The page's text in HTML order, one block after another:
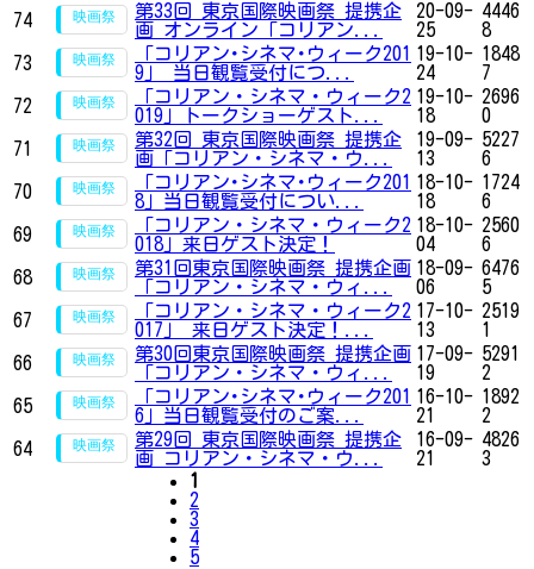
74
第33回 東京国際映画祭 提携企
画 オンライン「コリアン...
20-09-
25
4446
8
73
「コリアン･シネマ･ウィーク201
9」 当日観覧受付につ...
19-10-
24
1848
7
72
「コリアン・シネマ・ウィーク2
019」トークショーゲスト...
19-10-
18
2696
0
71
第32回 東京国際映画祭 提携企
画「コリアン・シネマ・ウ...
19-09-
13
5227
6
70
「コリアン･シネマ･ウィーク201
8」当日観覧受付につい...
18-10-
18
1724
6
69
「コリアン・シネマ・ウィーク2
018」来日ゲスト決定！
18-10-
04
2560
6
68
第31回東京国際映画祭 提携企画
「コリアン・シネマ・ウィ...
18-09-
06
6476
5
67
「コリアン・シネマ・ウィーク2
017」 来日ゲスト決定！...
17-10-
13
2519
1
66
第30回東京国際映画祭 提携企画
「コリアン・シネマ・ウィ...
17-09-
19
5291
2
65
「コリアン･シネマ･ウィーク201
6」当日観覧受付のご案...
16-10-
21
1892
2
64
第29回 東京国際映画祭 提携企
画 コリアン・シネマ・ウ...
16-09-
21
4826
3
1
2
3
4
5